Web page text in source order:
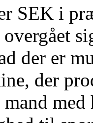
SEK i
der er
der
mand